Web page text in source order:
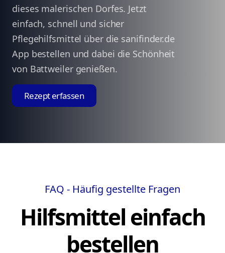
dieses malerischen Dorfes. Jetzt
einfach, schnell und sicher
Pflegehilfsmittel über die sanifinder.de
App bestellen und dabei die Schönheit
von Battweiler genießen.
Rezept erfassen
FAQ - Häufig gestellte Fragen
Hilfsmittel einfach
bestellen